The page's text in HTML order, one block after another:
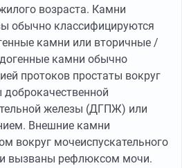
возраста. Камни
обычно классифицируются
камни или вторичные /
камни обычно
протоков простаты вокруг
доброкачественной
железы (ДГПЖ) или
Внешние камни
вокруг мочеиспускательного
вызваны рефлюксом мочи.